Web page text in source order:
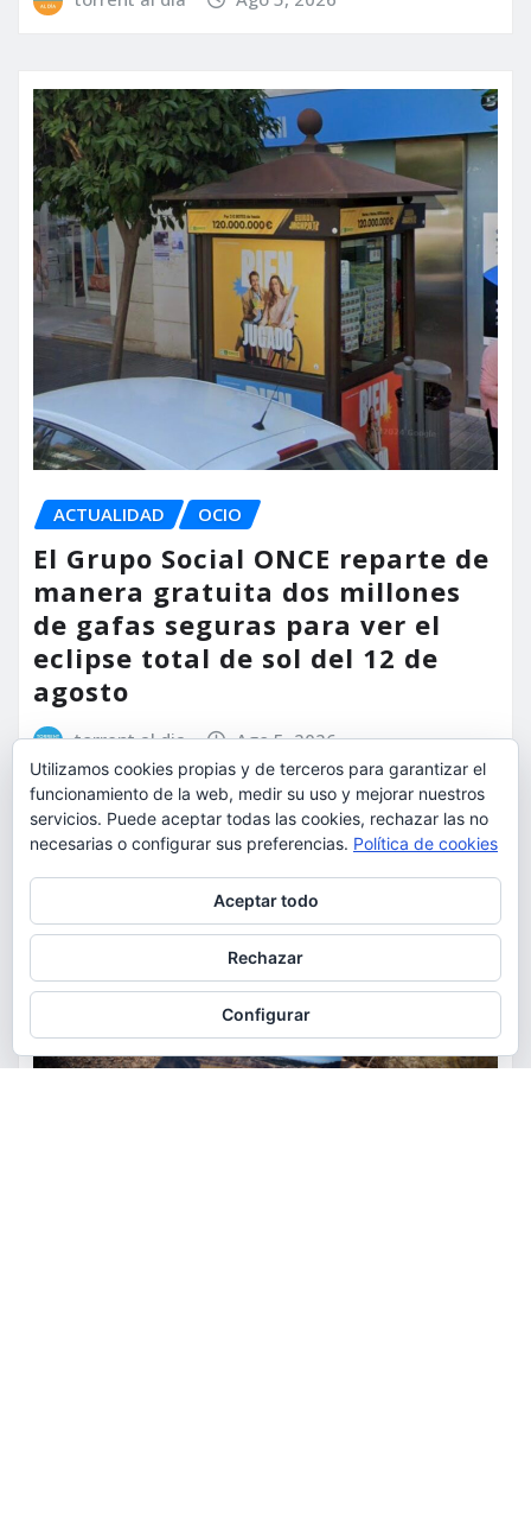
ACTUALIDAD OCIO
El Grupo Social ONCE reparte de
manera gratuita dos millones
de gafas seguras para ver el
eclipse total de sol del 12 de
agosto
torrent al dia Ago 5, 2026
Utilizamos cookies propias y de terceros para garantizar el
funcionamiento de la web, medir su uso y mejorar nuestros
servicios. Puede aceptar todas las cookies, rechazar las no
necesarias o configurar sus preferencias. Política de cookies
Aceptar todo
Rechazar
Configurar
Para obtener más información, incluido cómo gestionar las cookies,